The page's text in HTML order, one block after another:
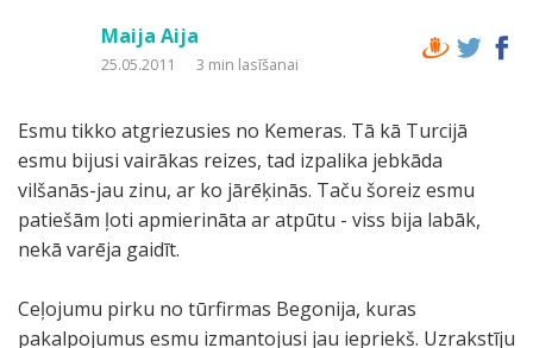
Maija Aija
25.05.2011 3 min lasīšanai
Esmu tikko atgriezusies no Kemeras. Tā kā Turcijā
esmu bijusi vairākas reizes, tad izpalika jebkāda
vilšanās-jau zinu, ar ko jārēķinās. Taču šoreiz esmu
patiešām ļoti apmierināta ar atpūtu - viss bija labāk,
nekā varēja gaidīt.
Ceļojumu pirku no tūrfirmas Begonija, kuras
pakalpojumus esmu izmantojusi jau iepriekš. Uzrakstīju